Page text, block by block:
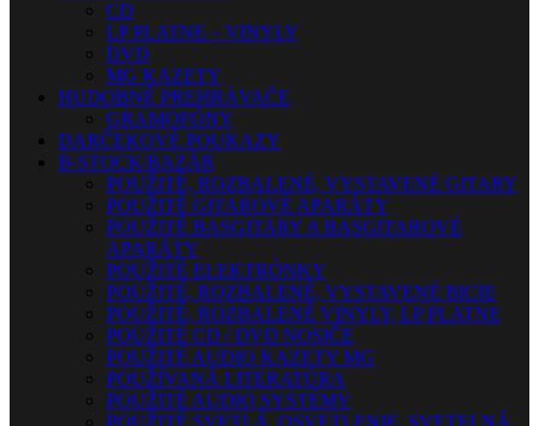
CD
LP PLATNE – VINYLY
DVD
MG KAZETY
HUDOBNÉ PREHRÁVAČE
GRAMOFÓNY
DARČEKOVÉ POUKAZY
B-STOCK/BAZÁR
POUŽITÉ, ROZBALENÉ, VYSTAVENÉ GITARY
POUŽITÉ GITAROVÉ APARÁTY
POUŽITÉ BASGITARY A BASGITAROVÉ
APARÁTY
POUŽITÉ ELEKTRÓNKY
POUŽITÉ, ROZBALENÉ, VYSTAVENÉ BICIE
POUŽITÉ, ROZBALENÉ VINYLY, LP PLATNE
POUŽITÉ CD / DVD NOSIČE
POUŽITÉ AUDIO KAZETY MG
POUŽÍVANÁ LITERATÚRA
POUŽITÉ AUDIO SYSTÉMY
POUŽITÉ SVETLÁ, OSVETLENIE, SVETELNÁ